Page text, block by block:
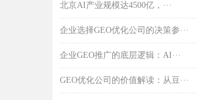
北京AI产业规模达4500亿，···
企业选择GEO优化公司的决策参···
企业GEO推广的底层逻辑：AI···
GEO优化公司的价值解读：从豆···